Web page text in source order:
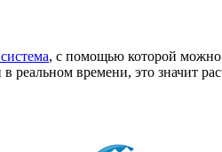
, с помощью которой можно
реальном времени, это значит